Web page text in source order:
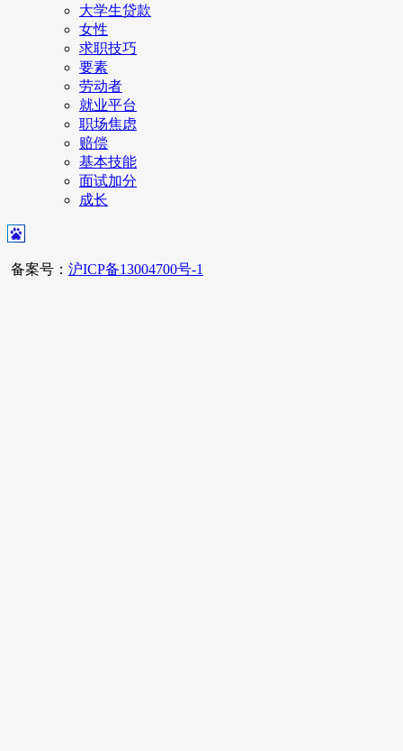
大学生贷款
女性
求职技巧
要素
劳动者
就业平台
职场焦虑
赔偿
基本技能
面试加分
成长
备案号： 沪ICP备13004700号-1